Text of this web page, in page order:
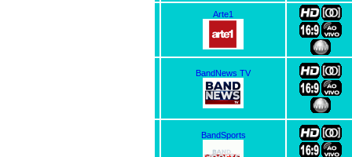
Arte1
BandNews TV
BandSports